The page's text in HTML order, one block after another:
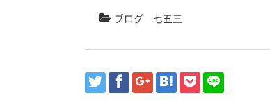
ブログ 七五三